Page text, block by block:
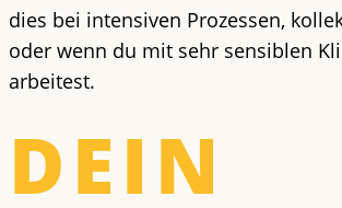
dies bei intensiven Prozessen,
oder wenn du mit sehr sensiblen
arbeitest.
DEIN